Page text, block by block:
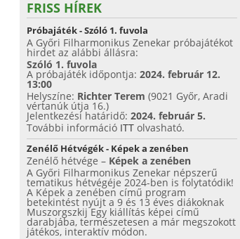
FRISS HÍREK
Próbajáték - Szóló 1. fuvola
A Győri Filharmonikus Zenekar próbajátékot
hirdet az alábbi állásra:
Szóló 1. fuvola
A próbajáték időpontja: 2024. február 12.
13:00
Helyszíne: Richter Terem (9021 Győr, Aradi
vértanúk útja 16.)
Jelentkezési határidő: 2024. február 5.
További információ ITT olvasható.
Zenélő Hétvégék - Képek a zenében
Zenélő hétvége – Képek a zenében
A Győri Filharmonikus Zenekar népszerű
tematikus hétvégéje 2024-ben is folytatódik!
A Képek a zenében című program
betekintést nyújt a 9 és 13 éves diákoknak
Muszorgszkij Egy kiállítás képei című
darabjába, természetesen a már megszokott
játékos, interaktív módon.